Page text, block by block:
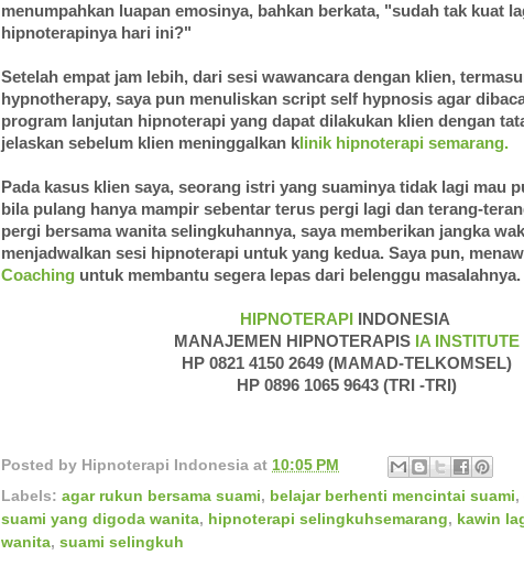
menumpahkan luapan emosinya, bahkan berkata, "sudah tak kuat
hipnoterapinya hari ini?"
Setelah empat jam lebih, dari sesi wawancara dengan klien,
hypnotherapy, saya pun menuliskan script self hypnosis agar
program lanjutan hipnoterapi yang dapat dilakukan klien dengan
jelaskan sebelum klien meninggalkan k linik hipnoterapi semarang.
Pada kasus klien saya, seorang istri yang suaminya tidak lagi mau
bila pulang hanya mampir sebentar terus pergi lagi dan terang-
pergi bersama wanita selingkuhannya, saya memberikan jangka
menjadwalkan sesi hipnoterapi untuk yang kedua. Saya pun,
Coaching untuk membantu segera lepas dari belenggu masalahnya.
HIPNOTERAPI
INDONESIA
MANAJEMEN HIPNOTERAPIS IA INSTITUTE
HP 0821 4150 2649 (MAMAD-TELKOMSEL)
HP 0896 1065 9643 (TRI -TRI)
Posted by Hipnoterapi Indonesia at 10:05 PM
Labels: agar rukun bersama suami, belajar berhenti mencintai suami,
suami yang digoda wanita, hipnoterapi selingkuhsemarang, kawin
wanita, suami selingkuh